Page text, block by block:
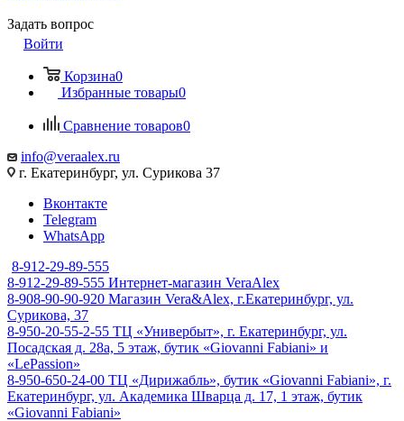
Задать вопрос
Войти
Корзина0
Избранные товары0
Сравнение товаров0
info@veraalex.ru
г. Екатеринбург, ул. Сурикова 37
Вконтакте
Telegram
WhatsApp
8-912-29-89-555
8-912-29-89-555 Интернет-магазин VeraAlex
8-908-90-90-920 Магазин Vera&Alex, г.Екатеринбург, ул.
Сурикова, 37
8-950-20-55-2-55 ТЦ «Универбыт», г. Екатеринбург, ул.
Посадская д. 28а, 5 этаж, бутик «Giovanni Fabiani» и
«LePassion»
8-950-650-24-00 ТЦ «Дирижабль», бутик «Giovanni Fabiani», г.
Екатеринбург, ул. Академика Шварца д. 17, 1 этаж, бутик
«Giovanni Fabiani»